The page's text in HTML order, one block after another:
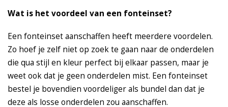
Wat is het voordeel van een fonteinset?
Een fonteinset aanschaffen heeft meerdere voordelen.
Zo hoef je zelf niet op zoek te gaan naar de onderdelen
die qua stijl en kleur perfect bij elkaar passen, maar je
weet ook dat je geen onderdelen mist. Een fonteinset
bestel je bovendien voordeliger als bundel dan dat je
deze als losse onderdelen zou aanschaffen.